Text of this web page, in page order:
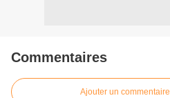
Commentaires
Ajouter un commentaire